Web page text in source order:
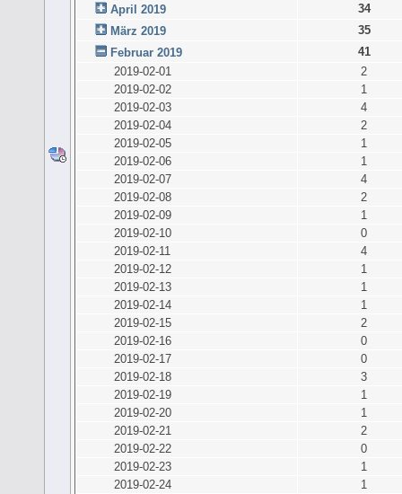
April 2019
34
März 2019
35
Februar 2019
41
2019-02-01
2
2019-02-02
1
2019-02-03
4
2019-02-04
2
2019-02-05
1
2019-02-06
1
2019-02-07
4
2019-02-08
2
2019-02-09
1
2019-02-10
0
2019-02-11
4
2019-02-12
1
2019-02-13
1
2019-02-14
1
2019-02-15
2
2019-02-16
0
2019-02-17
0
2019-02-18
3
2019-02-19
1
2019-02-20
1
2019-02-21
2
2019-02-22
0
2019-02-23
1
2019-02-24
1